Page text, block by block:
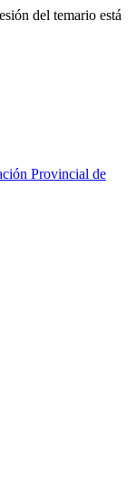
del temario está
Provincial de